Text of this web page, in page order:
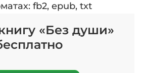
fb2, epub, txt
«Без души»